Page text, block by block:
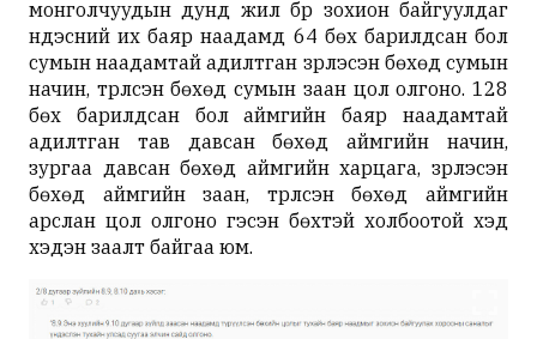
монголчуудын дунд жил бүр зохион байгуулдаг
үндэсний их баяр наадамд 64 бөх барилдсан бол
сумын наадамтай адилтган үзүүрлэсэн бөхөд сумын
начин, түрүүлсэн бөхөд сумын заан цол олгоно. 128
бөх барилдсан бол аймгийн баяр наадамтай
адилтган тав давсан бөхөд аймгийн начин,
зургаа давсан бөхөд аймгийн харцага, үзүүрлэсэн
бөхөд аймгийн заан, түрүүлсэн бөхөд аймгийн
арслан цол олгоно гэсэн бөхтэй холбоотой хэд
хэдэн заалт байгаа юм.